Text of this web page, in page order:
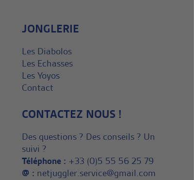
JONGLERIE
Les Diabolos
Les Echasses
Les Yoyos
Contact
CONTACTEZ NOUS !
Des questions ? Des conseils ? Un
suivi ?
Téléphone : +33 (0)5 55 56 25 79
@ : netjuggler.service@gmail.com